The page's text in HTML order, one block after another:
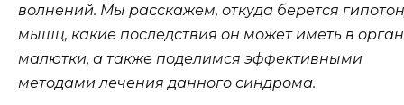
волнений. Мы расскажем, откуда берется
мышц, какие последствия он может иметь в
малютки, а также поделимся эффективными
методами лечения данного синдрома.